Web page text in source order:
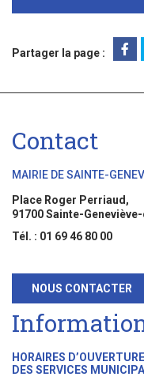
Partager la page :
Contact
MAIRIE DE SAINTE-
Place Roger Perriaud,
91700 Sainte-
Tél. : 01 69 46 80 00
NOUS CONTACTER
HORAIRES D’OUVERTURE
DES SERVICES